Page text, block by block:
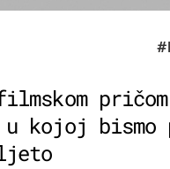
kojoj bismo